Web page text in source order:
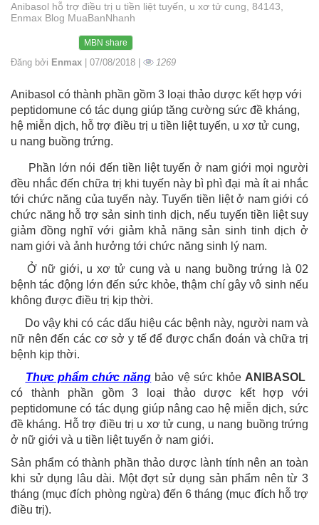
Anibasol hỗ trợ điều trị u tiền liệt tuyến, u xơ tử cung, 84143,
Enmax Blog MuaBanNhanh
MBN share
Đăng bởi Enmax | 07/08/2018 | 1269
Anibasol có thành phần gồm 3 loại thảo dược kết hợp với
peptidomune có tác dụng giúp tăng cường sức đề kháng,
hệ miễn dịch, hỗ trợ điều trị u tiền liệt tuyến, u xơ tử cung,
u nang buồng trứng.
Phần lớn nói đến tiền liệt tuyến ở nam giới mọi người
đều nhắc đến chữa trị khi tuyến này bì phì đại mà ít ai nhắc
tới chức năng của tuyến này. Tuyến tiền liệt ở nam giới có
chức năng hỗ trợ sản sinh tinh dịch, nếu tuyến tiền liệt suy
giảm đồng nghĩ với giảm khả năng sản sinh tinh dịch ở
nam giới và ảnh hưởng tới chức năng sinh lý nam.
Ở nữ giới, u xơ tử cung và u nang buồng trứng là 02
bệnh tác động lớn đến sức khỏe, thậm chí gây vô sinh nếu
không được điều trị kịp thời.
Do vậy khi có các dấu hiệu các bệnh này, người nam và
nữ nên đến các cơ sở y tế để được chẩn đoán và chữa trị
bệnh kịp thời.
Thực phẩm chức năng bảo vệ sức khỏe ANIBASOL
có thành phần gồm 3 loại thảo dược kết hợp với
peptidomune có tác dụng giúp nâng cao hệ miễn dịch, sức
đề kháng. Hỗ trợ điều trị u xơ tử cung, u nang buồng trứng
ở nữ giới và u tiền liệt tuyến ở nam giới.
Sản phẩm có thành phần thảo dược lành tính nên an toàn
khi sử dụng lâu dài. Một đợt sử dụng sản phẩm nên từ 3
tháng (mục đích phòng ngừa) đến 6 tháng (mục đích hỗ trợ
điều trị).